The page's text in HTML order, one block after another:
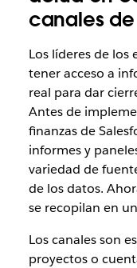
canales
Los líderes de los
tener acceso a
real para dar
Antes de
finanzas de
informes y
variedad de
de los datos.
se recopilan en un
Los canales son
proyectos o